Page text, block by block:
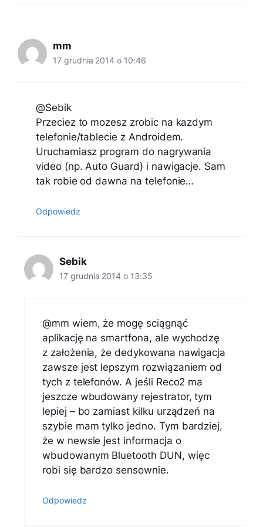
mm
17 grudnia 2014 o 10:46
@Sebik
Przeciez to mozesz zrobic na kazdym
telefonie/tablecie z Androidem.
Uruchamiasz program do nagrywania
video (np. Auto Guard) i nawigacje. Sam
tak robie od dawna na telefonie…
Odpowiedz
Sebik
17 grudnia 2014 o 13:35
@mm wiem, że mogę sciągnąć
aplikację na smartfona, ale wychodzę
z założenia, że dedykowana nawigacja
zawsze jest lepszym rozwiązaniem od
tych z telefonów. A jeśli Reco2 ma
jeszcze wbudowany rejestrator, tym
lepiej – bo zamiast kilku urządzeń na
szybie mam tylko jedno. Tym bardziej,
że w newsie jest informacja o
wbudowanym Bluetooth DUN, więc
robi się bardzo sensownie.
Odpowiedz